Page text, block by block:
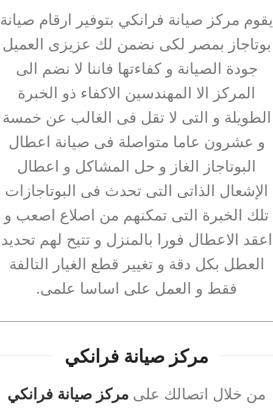
يقوم مركز صيانة فرانكي بتوفير ارقام صيانة
بوتاجاز بمصر لكى نضمن لك عزيزى العميل
جودة الصيانة و كفاءتها فاننا لا نضم الى
المركز الا المهندسين الاكفاء ذو الخبرة
الطويلة و التى لا تقل فى الغالب عن خمسة
و عشرون عاما متواصلة فى صيانة اعطال
البوتاجاز الغاز و حل المشاكل و اعطال
الإشعال الذاتى التى تحدث فى البوتاجازات
تلك الخبرة التى تمكنهم من اصلاع اصعب و
اعقد الاعطال فورا بالمنزل و تتيح لهم تحديد
العطل بكل دقة و تغيير قطع الغيار التالفة
فقط و العمل على اساسا علمى.
مركز صيانة فرانكي
من خلال اتصالك على مركز صيانة فرانكي